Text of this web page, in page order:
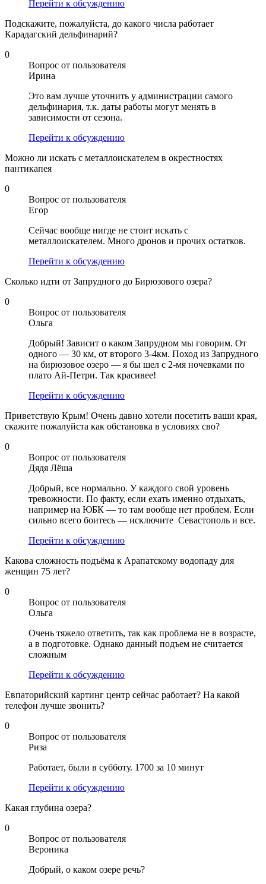
Перейти к обсуждению
Подскажите, пожалуйста, до какого числа работает
Карадагский дельфинарий?
0
Вопрос от пользователя
Ирина
Это вам лучше уточнить у администрации самого
дельфинария, т.к. даты работы могут менять в
зависимости от сезона.
Перейти к обсуждению
Можно ли искать с металлоискателем в окрестностях
пантикапея
0
Вопрос от пользователя
Егор
Сейчас вообще нигде не стоит искать с
металлоискателем. Много дронов и прочих остатков.
Перейти к обсуждению
Сколько идти от Запрудного до Бирюзового озера?
0
Вопрос от пользователя
Ольга
Добрый! Зависит о каком Запрудном мы говорим. От
одного — 30 км, от второго 3-4км. Поход из Запрудного
на бирюзовое озеро — я бы шел с 2-мя ночевками по
плато Ай-Петри. Так красивее!
Перейти к обсуждению
Приветствую Крым! Очень давно хотели посетить ваши края,
скажите пожалуйста как обстановка в условиях сво?
0
Вопрос от пользователя
Дядя Лёша
Добрый, все нормально. У каждого свой уровень
тревожности. По факту, если ехать именно отдыхать,
например на ЮБК — то там вообще нет проблем. Если
сильно всего боитесь — исключите Севастополь и все.
Перейти к обсуждению
Какова сложность подъёма к Арапатскому водопаду для
женщин 75 лет?
0
Вопрос от пользователя
Ольга
Очень тяжело ответить, так как проблема не в возрасте,
а в подготовке. Однако данный подъем не считается
сложным
Перейти к обсуждению
Евпаторийский картинг центр сейчас работает? На какой
телефон лучше звонить?
0
Вопрос от пользователя
Риза
Работает, были в субботу. 1700 за 10 минут
Перейти к обсуждению
Какая глубина озера?
0
Вопрос от пользователя
Вероника
Добрый, о каком озере речь?